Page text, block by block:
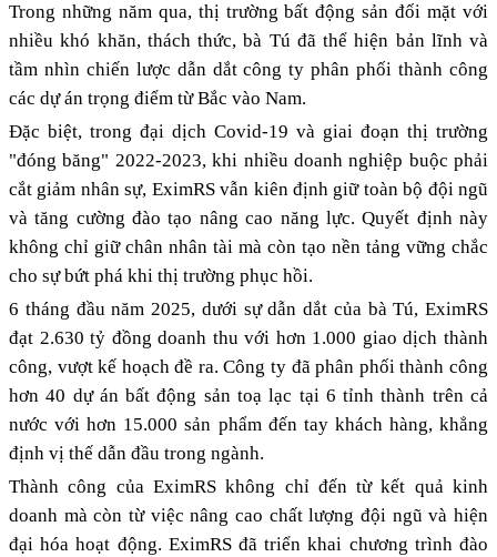
Trong những năm qua, thị trường bất động sản đối mặt với
nhiều khó khăn, thách thức, bà Tú đã thể hiện bản lĩnh và
tầm nhìn chiến lược dẫn dắt công ty phân phối thành công
các dự án trọng điểm từ Bắc vào Nam.
Đặc biệt, trong đại dịch Covid-19 và giai đoạn thị trường
"đóng băng" 2022-2023, khi nhiều doanh nghiệp buộc phải
cắt giảm nhân sự, EximRS vẫn kiên định giữ toàn bộ đội ngũ
và tăng cường đào tạo nâng cao năng lực. Quyết định này
không chỉ giữ chân nhân tài mà còn tạo nền tảng vững chắc
cho sự bứt phá khi thị trường phục hồi.
6 tháng đầu năm 2025, dưới sự dẫn dắt của bà Tú, EximRS
đạt 2.630 tỷ đồng doanh thu với hơn 1.000 giao dịch thành
công, vượt kế hoạch đề ra. Công ty đã phân phối thành công
hơn 40 dự án bất động sản toạ lạc tại 6 tỉnh thành trên cả
nước với hơn 15.000 sản phẩm đến tay khách hàng, khẳng
định vị thế dẫn đầu trong ngành.
Thành công của EximRS không chỉ đến từ kết quả kinh
doanh mà còn từ việc nâng cao chất lượng đội ngũ và hiện
đại hóa hoạt động. EximRS đã triển khai chương trình đào